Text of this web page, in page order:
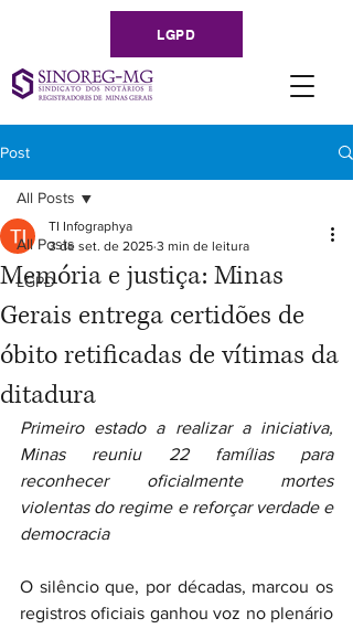
LGPD
Post
All Posts
LGPD
All Posts
Memória e justiça: Minas
Gerais entrega certidões de
óbito retificadas de vítimas da
ditadura
TI Infographya
3 de set. de 2025 3 min de leitura
Primeiro estado a realizar a iniciativa,
Minas reuniu 22 famílias para
reconhecer oficialmente mortes
violentas do regime e reforçar verdade e
democracia
O silêncio que, por décadas, marcou os
registros oficiais ganhou voz no plenário